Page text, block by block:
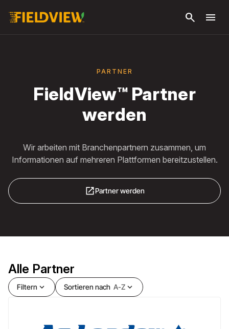
search menu
PARTNER
FieldView™ Partner
werden
Wir arbeiten mit Branchenpartnern zusammen, um
Informationen auf mehreren Plattformen bereitzustellen.
Partner werden
open_in_new
Alle Partner
Filtern expand_more Sortieren nach A-Z expand_more